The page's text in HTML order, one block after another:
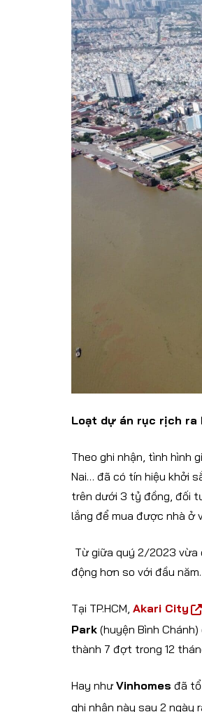
Loạt dự án rục rịch ra
Theo ghi nhận, tình hình
Nai… đã có tín hiệu khởi
trên dưới 3 tỷ đồng, đối
lắng để mua được nhà ở
Từ giữa quý 2/2023 vừa
động hơn so với đầu
Tại TP.HCM, Akari City
Park (huyện Bình
thành 7 đợt trong 12
Hay như Vinhomes đã
ghi nhận này sau 2 ngày